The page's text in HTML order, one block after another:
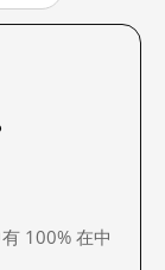
100% 在中